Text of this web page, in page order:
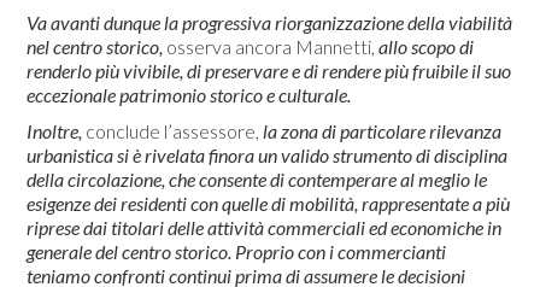
Va avanti dunque la progressiva riorganizzazione della viabilità
nel centro storico, osserva ancora Mannetti,allo scopo di
renderlo più vivibile, di preservare e di rendere più fruibile il suo
eccezionale patrimonio storico e culturale.
Inoltre, conclude l’assessore, la zona di particolare rilevanza
urbanistica si è rivelata finora un valido strumento di disciplina
della circolazione, che consente di contemperare al meglio le
esigenze dei residenti con quelle di mobilità, rappresentate a più
riprese dai titolari delle attività commerciali ed economiche in
generale del centro storico. Proprio con i commercianti
teniamo confronti continui prima di assumere le decisioni